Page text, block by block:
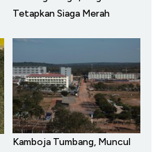
Tetapkan Siaga Merah
Kamboja Tumbang, Muncul